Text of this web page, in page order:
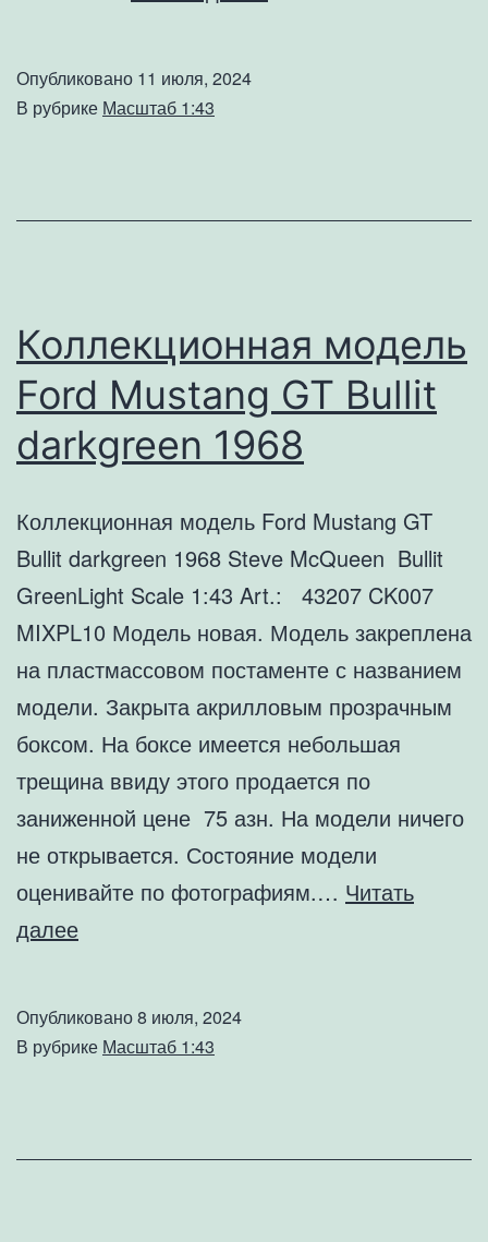
Опубликовано 11 июля, 2024
В рубрике Масштаб 1:43
Коллекционная модель
Ford Mustang GT Bullit
darkgreen 1968
Коллекционная модель Ford Mustang GT
Bullit darkgreen 1968 Steve McQueen Bullit
GreenLight Scale 1:43 Art.: 43207 CK007
MIXPL10 Модель новая. Модель закреплена
на пластмассовом постаменте с названием
модели. Закрыта акрилловым прозрачным
боксом. На боксе имеется небольшая
трещина ввиду этого продается по
заниженной цене 75 азн. На модели ничего
не открывается. Состояние модели
оценивайте по фотографиям.… Читать
далееКоллекционная
Mustang
Опубликовано8 июля, 2024
В рубрике Масштаб 1:43